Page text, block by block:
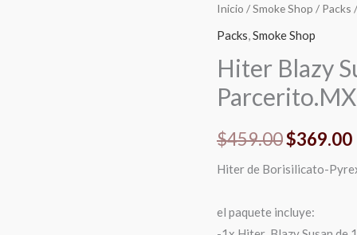
Inicio /Smoke Shop / Packs
Packs,Smoke Shop
Hiter Blazy
Parcerito.MX
$459.00
El
precio
original
era:
$459.00.
$369.00
Hiter de Borisilicato-
el paquete incluye:
Hiter
Blazy
de
50hojas
Parcerito.MX